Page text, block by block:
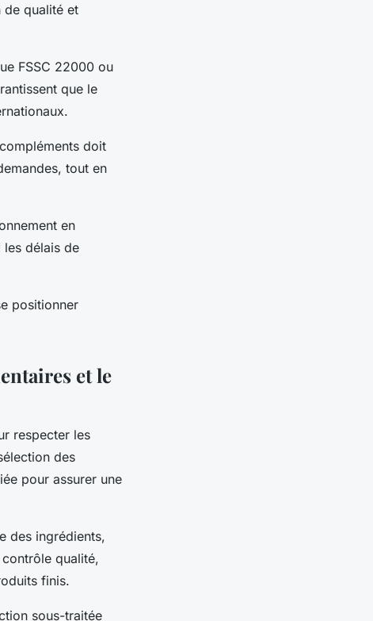
de qualité et
FSSC 22000 ou
que le
doit
tout en
en
délais de
positionner
et le
respecter les
des
pour assurer une
des ingrédients,
qualité,
finis.
sous-traitée